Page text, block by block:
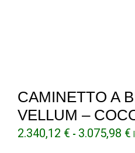
CAMINETTO A
VELLUM –
2.340,12 € - 3.075,98 €